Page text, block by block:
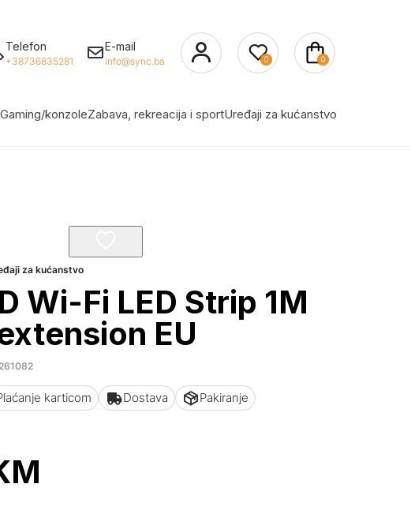
Telefon
+38736835281
E-mail
info@sync.ba 0 0
Gaming/konzoleZabava, rekreacija i sportUređaji za kućanstvo
za kućanstvo
Wi-Fi LED Strip 1M
EU
karticom Dostava Pakiranje